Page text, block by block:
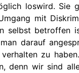
loswird. Sie
mit
selbst betroffen
darauf
zu
denn wir sind